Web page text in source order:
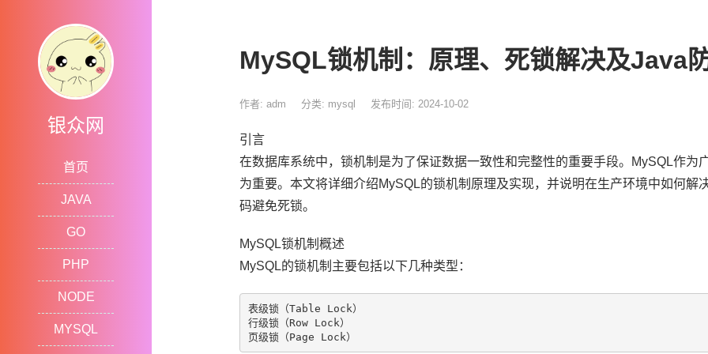
银众网
首页
JAVA
GO
PHP
NODE
MYSQL
MySQL锁机制：原理、死锁解决及Java
作者: adm 分类: mysql 发布时间: 2024-10-02
引言
在数据库系统中，锁机制是为了保证数据一致性和完整性的重要手段。MySQL作为
为重要。本文将详细介绍MySQL的锁机制原理及实现，并说明在生产环境中如何解
码避免死锁。
MySQL锁机制概述
MySQL的锁机制主要包括以下几种类型：
表级锁（Table Lock）
行级锁（Row Lock）